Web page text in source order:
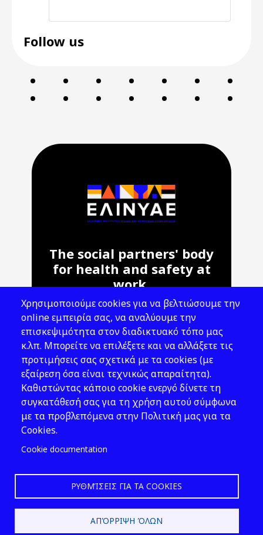
Follow us
The social partners' body
for health and safety at
work.
Address: 143 Liosion & 6 Thirsiou, 104
45, Athens
T: 210 82 00 100
e: info@elinyae.gr
Follow Us
Χρησιμοποιούμε cookies για να βελτιώσουμε την
online εμπειρία σας, να αναλύουμε την
επισκεψιμότητα στον διαδικτυακό τόπο μας
κ.λπ. Μπορείτε να επιλέξετε και να αλλάξετε τις
προτιμήσεις σας σχετικά με τα cookies (με
εξαίρεση όσα είναι τεχνικώς απαραίτητα).
Καθιστώντας κάποιο cookie ενεργό δίνετε τη
συγκατάθεσή σας για τη χρήση αυτού σύμφωνα
με τα προβλεπόμενα στην Πολιτική μας για τα
Cookies.
Cookie documentation
ΡΥΘΜΊΣΕΙΣ ΓΙΑ ΤΑ COOKIES
ΑΠΌΡΡΙΨΗ ΌΛΩΝ
2026 © EL.IN.Y.A.E.